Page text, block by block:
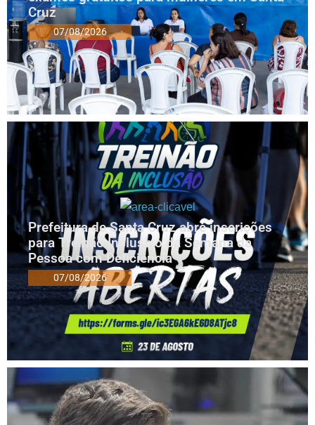
Cruz
07/08/2026
Prefeitura de Santa Cruz abre inscrições
para Treinão Inclusivo da Semana da
Pessoa com Deficiência
07/08/2026